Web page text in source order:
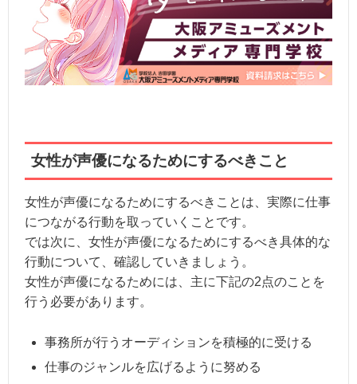
女性が声優になるためにするべきこと
女性が声優になるためにするべきことは、実際に仕事
につながる行動を取っていくことです。
では次に、女性が声優になるためにするべき具体的な
行動について、確認していきましょう。
女性が声優になるためには、主に下記の2点のことを
行う必要があります。
事務所が行うオーディションを積極的に受ける
仕事のジャンルを広げるように努める